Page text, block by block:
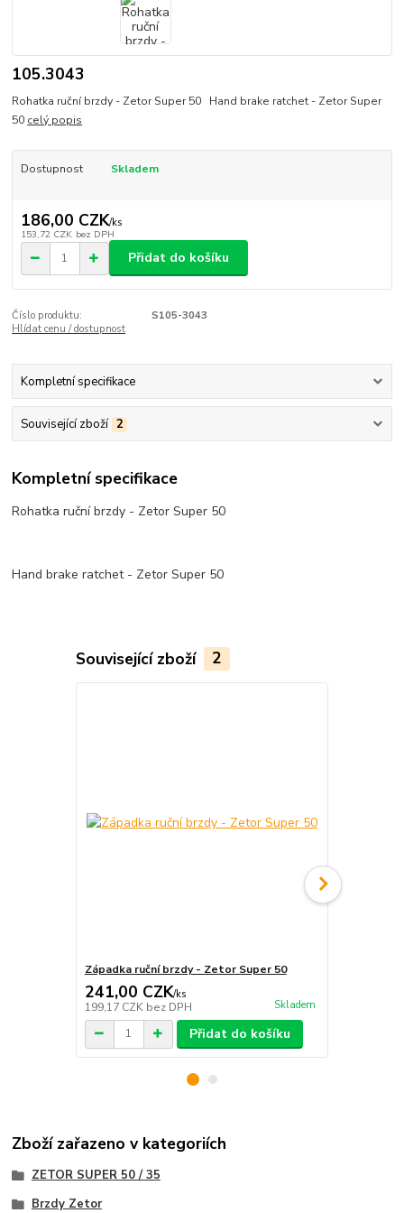
105.3043
Rohatka ruční brzdy - Zetor Super 50 Hand brake ratchet - Zetor Super
50 celý popis
Dostupnost Skladem
186,00 CZK/ks
153,72 CZK bez DPH
Přidat do košíku
Číslo produktu:
S105-3043
Hlídat cenu / dostupnost
Kompletní specifikace
Související zboží 2
Kompletní specifikace
Rohatka ruční brzdy - Zetor Super 50
Hand brake ratchet - Zetor Super 50
Související zboží 2
Západka ruční brzdy - Zetor Super 50
241,00 CZK/ks
199,17 CZK bez DPH Skladem
Přidat do košíku
Zboží zařazeno v kategoriích
ZETOR SUPER 50 / 35
Brzdy Zetor